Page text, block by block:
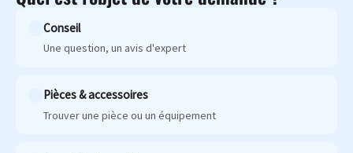
Conseil
Une question, un avis d'expert
Pièces & accessoires
Trouver une pièce ou un équipement